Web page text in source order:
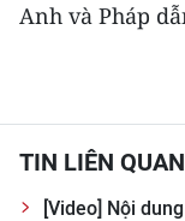
Anh và Pháp
TIN LIÊN QUAN
[Video] Nội